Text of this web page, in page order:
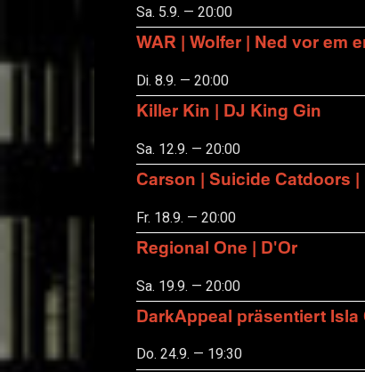
Sa. 5.9. — 20:00
WAR | Wolfer | Ned vor em
Di. 8.9. — 20:00
Killer Kin | DJ King Gin
Sa. 12.9. — 20:00
Carson | Suicide Catdoors |
Fr. 18.9. — 20:00
Regional One | D'Or
Sa. 19.9. — 20:00
DarkAppeal präsentiert Isla
Do. 24.9. — 19:30